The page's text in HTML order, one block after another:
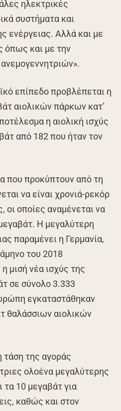
ηλεκτρικές
συστήματα και
ενέργειας. Αλλά και με
όπως και με την
επίπεδο προβλέπεται η
αιολικών πάρκων κατ’
η αιολική ισχύς
από 182 που ήταν τον
που προκύπτουν από τη
να είναι χρονιά-ρεκόρ
οι οποίες αναμένεται να
Η μεγαλύτερη
παραμένει η Γερμανία,
του 2018
μισή νέα ισχύς της
σε σύνολο 3.333
εγκαταστάθηκαν
θαλάσσιων αιολικών
τάση της αγοράς
ολοένα μεγαλύτερης
τα 10 μεγαβάτ για
καθώς και στον